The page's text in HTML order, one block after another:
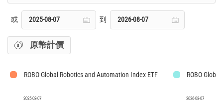
或 到
原幣計價
ROBO Global Robotics and Automation Index ETF ROBO
2025-08-07 2026-08-07